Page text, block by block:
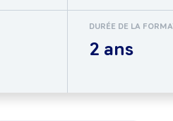
DURÉE DE LA
2 ans